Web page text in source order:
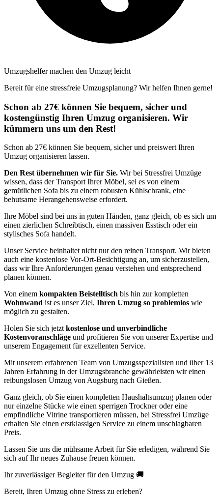
Umzugshelfer machen den Umzug leicht
Bereit für eine stressfreie Umzugsplanung? Wir helfen Ihnen gerne!
Schon ab 27€ können Sie bequem, sicher und
kostengünstig Ihren Umzug organisieren. Wir
kümmern uns um den Rest!
Schon ab 27€ können Sie bequem, sicher und preiswert Ihren
Umzug organisieren lassen.
Den Rest übernehmen wir für Sie. Wir bei Stressfrei Umzüge
wissen, dass der Transport Ihrer Möbel, sei es von einem
gemütlichen Sofa bis zu einem robusten Kühlschrank, eine
behutsame Herangehensweise erfordert.
Ihre Möbel sind bei uns in guten Händen, ganz gleich, ob es sich um
einen zierlichen Schreibtisch, einen massiven Esstisch oder ein
stylisches Sofa handelt.
Unser Service beinhaltet nicht nur den reinen Transport. Wir bieten
auch eine kostenlose Vor-Ort-Besichtigung an, um sicherzustellen,
dass wir Ihre Anforderungen genau verstehen und entsprechend
planen können.
Von einem kompakten Beistelltisch bis hin zur kompletten
Wohnwand ist es unser Ziel, Ihren Umzug so problemlos wie
möglich zu gestalten.
Holen Sie sich jetzt kostenlose und unverbindliche
Kostenvoranschläge und profitieren Sie von unserer Expertise und
unserem Engagement für exzellenten Service.
Mit unserem erfahrenen Team von Umzugsspezialisten und über 13
Jahren Erfahrung in der Umzugsbranche gewährleisten wir einen
reibungslosen Umzug von Augsburg nach Gießen.
Ganz gleich, ob Sie einen kompletten Haushaltsumzug planen oder
nur einzelne Stücke wie einen sperrigen Trockner oder eine
empfindliche Vitrine transportieren müssen, bei Stressfrei Umzüge
erhalten Sie einen erstklassigen Service zu einem unschlagbaren
Preis.
Lassen Sie uns die mühsame Arbeit für Sie erledigen, während Sie
sich auf Ihr neues Zuhause freuen können.
Ihr zuverlässiger Begleiter für den Umzug 🚚
Bereit, Ihren Umzug ohne Stress zu erleben?